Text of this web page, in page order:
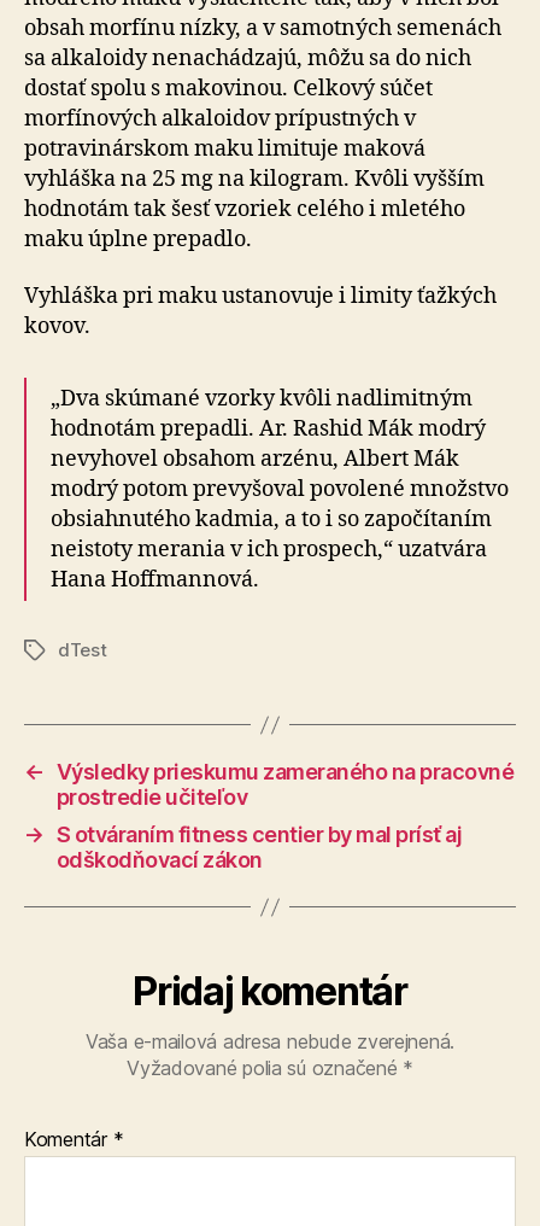
obsah morfínu nízky, a v samotných semenách
sa alkaloidy nenachádzajú, môžu sa do nich
dostať spolu s makovinou. Celkový súčet
morfínových alkaloidov prípustných v
potravinárskom maku limituje maková
vyhláška na 25 mg na kilogram. Kvôli vyšším
hodnotám tak šesť vzoriek celého i mletého
maku úplne prepadlo.
Vyhláška pri maku ustanovuje i limity ťažkých
kovov.
„Dva skúmané vzorky kvôli nadlimitným
hodnotám prepadli. Ar. Rashid Mák modrý
nevyhovel obsahom arzénu, Albert Mák
modrý potom prevyšoval povolené množstvo
obsiahnutého kadmia, a to i so započítaním
neistoty merania v ich prospech,“ uzatvára
Hana Hoffmannová.
Značky
dTest
← Výsledky prieskumu zameraného na pracovné
prostredie učiteľov
→ S otváraním fitness centier by mal prísť aj
odškodňovací zákon
Pridaj komentár
Vaša e-mailová adresa nebude zverejnená.
Vyžadované polia sú označené *
Komentár *